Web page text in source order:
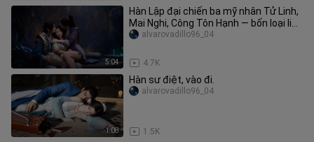
5:04
Hàn Lập đại chiến ba mỹ nhân Tử Linh,
Mai Nghi, Công Tôn Hạnh — bốn loại linh
căn kỳ diệu thực sự có
4.7K
alvarovadillo96_04
1:08
Hàn sư điệt, vào đi.
1.5K
alvarovadillo96_04